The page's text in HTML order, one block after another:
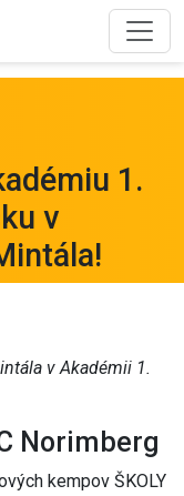
1.
v
v Akadémii 1.
Norimberg
kempov ŠKOLY